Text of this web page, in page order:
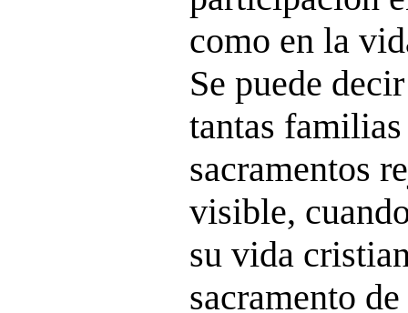
como en la
Se puede
tantas
sacramentos
visible,
su vida
sacramento